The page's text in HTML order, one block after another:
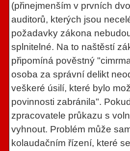
(přinejmenším v prvních
auditorů, kterých jsou
požadavky zákona
splnitelné. Na to naštěstí
připomíná pověstný
osoba za správní delikt
veškeré úsilí, které bylo
povinnosti zabránila".
zpracovatele průkazu s
vyhnout. Problém může
kolaudačním řízení, které